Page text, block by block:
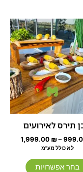
תירס לאירועים
–
1,999.00 ₪
טווח
עד
⁦1,999.00 ₪⁩
לא כולל מע"מ
בחר אפשרויות
למוצר
זה
יש
מספר
סוגים.
ניתן
לבחור
את
בעמוד
המוצר